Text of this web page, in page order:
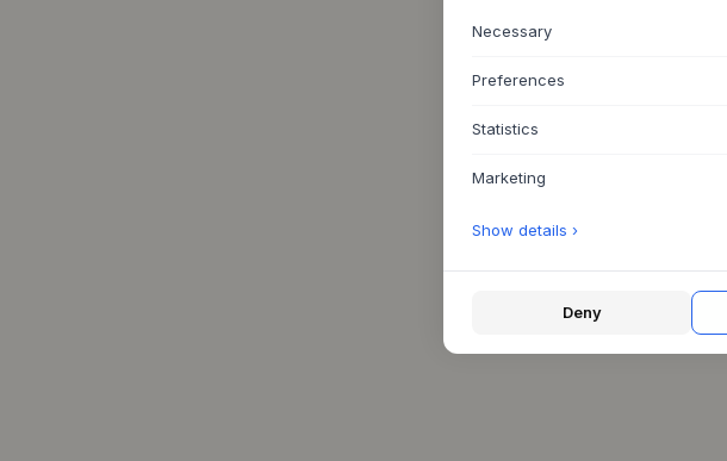
Necessary
Preferences
Statistics
Marketing
Show details ›
Deny